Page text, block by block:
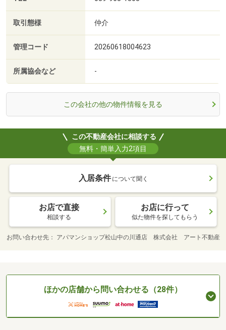
取引態様 仲介
管理コード 20260618004623
所属協会など -
この会社の他の物件情報を見る
この不動産会社に相談する
無料・簡単入力2項目
入居条件 について聞く
お店で直接
相談する
お店に行って
似た物件を探してもらう
お問い合わせ先 アパマンショップ松山中の川通店 株式会社 アート不動産
ほかの店舗から問い合わせる（28件）